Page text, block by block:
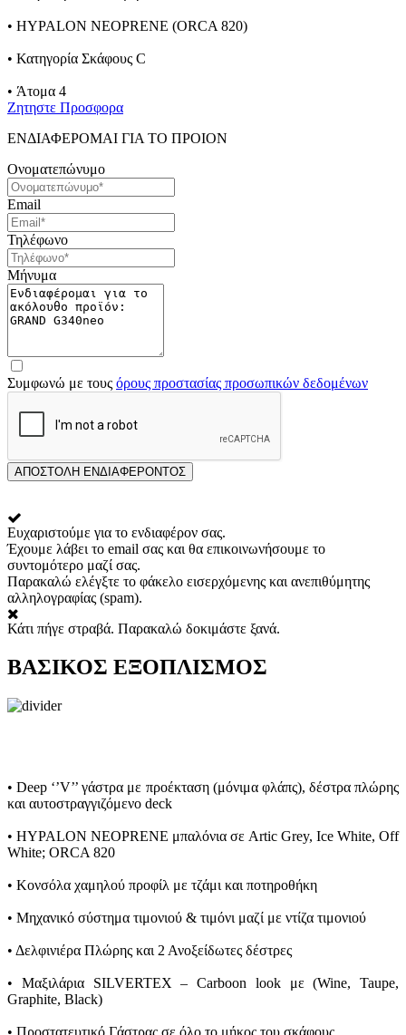
• HYPALON NEOPRENE (ORCA 820)
• Κατηγορία Σκάφους C
• Άτομα 4
Ζητηστε Προσφορα
ΕΝΔΙΑΦΕΡΟΜΑΙ ΓΙΑ ΤΟ ΠΡΟΙΟΝ
Ονοματεπώνυμο
Email
Τηλέφωνο
Μήνυμα
Συμφωνώ με τους όρους προστασίας προσωπικών δεδομένων
ΑΠΟΣΤΟΛΗ ΕΝΔΙΑΦΕΡΟΝΤΟΣ
Ευχαριστούμε για το ενδιαφέρον σας.
Έχουμε λάβει το email σας και θα επικοινωνήσουμε το
συντομότερο μαζί σας.
Παρακαλώ ελέγξτε το φάκελο εισερχόμενης και ανεπιθύμητης
αλληλογραφίας (spam).
Κάτι πήγε στραβά. Παρακαλώ δοκιμάστε ξανά.
ΒΑΣΙΚΟΣ ΕΞΟΠΛΙΣΜΟΣ
• Deep ‘’V’’ γάστρα με προέκταση (μόνιμα φλάπς), δέστρα πλώρης
και αυτοστραγγιζόμενο deck
• HYPALON NEOPRENE μπαλόνια σε Artic Grey, Ice White, Off
White; ORCA 820
• Κονσόλα χαμηλού προφίλ με τζάμι και ποτηροθήκη
• Μηχανικό σύστημα τιμονιού & τιμόνι μαζί με ντίζα τιμονιού
• Δελφινιέρα Πλώρης και 2 Ανοξείδωτες δέστρες
• Mαξιλάρια SILVERTEX – Carboon look με (Wine, Taupe,
Graphite, Black)
• Προστατευτικό Γάστρας σε όλο το μήκος του σκάφους